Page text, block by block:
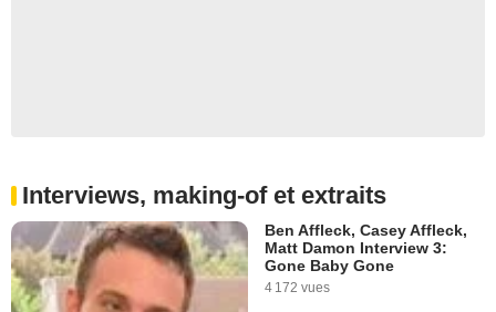
Interviews, making-of et extraits
Ben Affleck, Casey Affleck,
Matt Damon Interview 3:
Gone Baby Gone
4 172 vues